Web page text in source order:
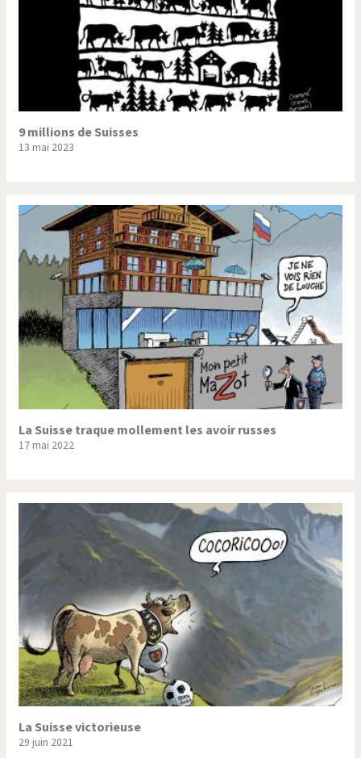
9 millions de Suisses
13 mai 2023
La Suisse traque mollement les avoir russes
17 mai 2022
La Suisse victorieuse
29 juin 2021